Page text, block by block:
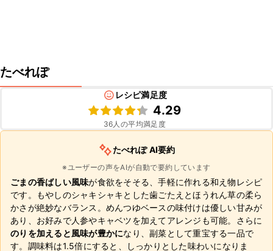
たべれぽ
レシピ満足度
4.29
36人の平均満足度
たべれぽ AI要約
※ユーザーの声をAIが自動で要約しています
ごまの香ばしい風味が食欲をそそる、手軽に作れる和え物レシピ
です。もやしのシャキシャキとした歯ごたえとほうれん草の柔ら
かさが絶妙なバランス。めんつゆベースの味付けは優しい甘みが
あり、お好みで人参やキャベツを加えてアレンジも可能。さらに
のりを加えると風味が豊かになり、副菜として重宝する一品で
す。調味料は1.5倍にすると、しっかりとした味わいになりま